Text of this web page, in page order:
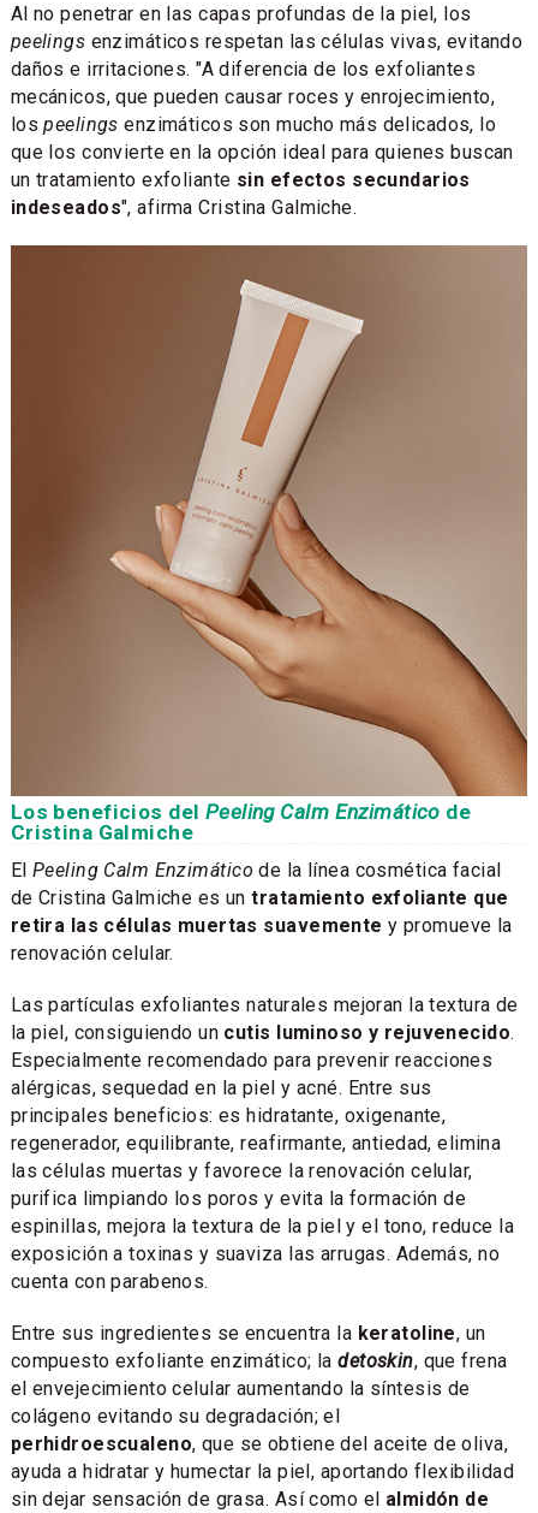
Al no penetrar en las capas profundas de la piel, los
peelings enzimáticos respetan las células vivas, evitando
daños e irritaciones. "A diferencia de los exfoliantes
mecánicos, que pueden causar roces y enrojecimiento,
lospeelingsenzimáticos son mucho más delicados, lo
que los convierte en la opción ideal para quienes buscan
un tratamiento exfoliante sin efectos secundarios
indeseados", afirma Cristina Galmiche.
Los beneficios del Peeling Calm Enzimático de
Cristina Galmiche
El Peeling Calm Enzimáticode la línea cosmética facial
de Cristina Galmiche es un tratamiento exfoliante que
retira las células muertas suavemente y promueve la
renovación celular.
Las partículas exfoliantes naturales mejoran la textura de
la piel, consiguiendo un cutis luminoso y rejuvenecido.
Especialmente recomendado para prevenir reacciones
alérgicas, sequedad en la piel y acné. Entre sus
principales beneficios: es hidratante, oxigenante,
regenerador, equilibrante, reafirmante, antiedad, elimina
las células muertas y favorece la renovación celular,
purifica limpiando los poros y evita la formación de
espinillas, mejora la textura de la piel y el tono, reduce la
exposición a toxinas y suaviza las arrugas. Además, no
cuenta con parabenos.
Entre sus ingredientes se encuentra la keratoline, un
compuesto exfoliante enzimático; ladetoskin, que frena
el envejecimiento celular aumentando la síntesis de
colágeno evitando su degradación; el
perhidroescualeno, que se obtiene del aceite de oliva,
ayuda a hidratar y humectar la piel, aportando flexibilidad
sin dejar sensación de grasa. Así como el almidón de